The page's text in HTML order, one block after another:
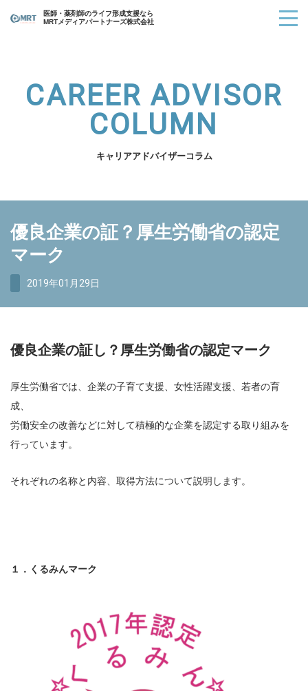
医師・薬剤師のライフ形成支援なら
MRTメディアパートナーズ株式会社
CAREER ADVISOR
COLUMN
キャリアアドバイザーコラム
優良企業の証？厚生労働省の認定
マーク
2019年01月29日
優良企業の証し？厚生労働省の認定マーク
厚生労働省では、企業の子育て支援、女性活躍支援、若者の育
成、
労働安全の改善などに対して積極的な企業を認定する取り組みを
行っています。
それぞれの名称と内容、取得方法について説明します。
１．くるみんマーク